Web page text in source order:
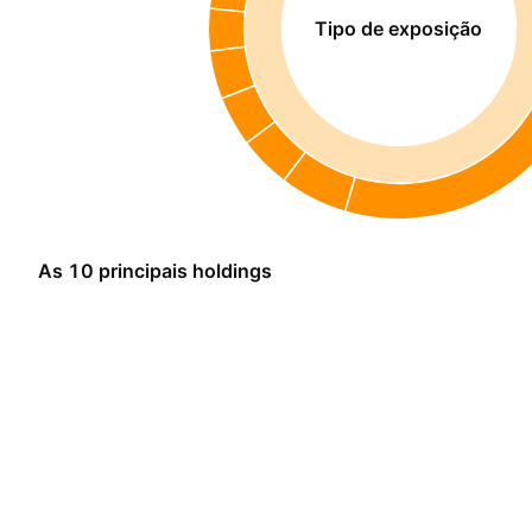
Tipo de exposição
As 10 principais holdings